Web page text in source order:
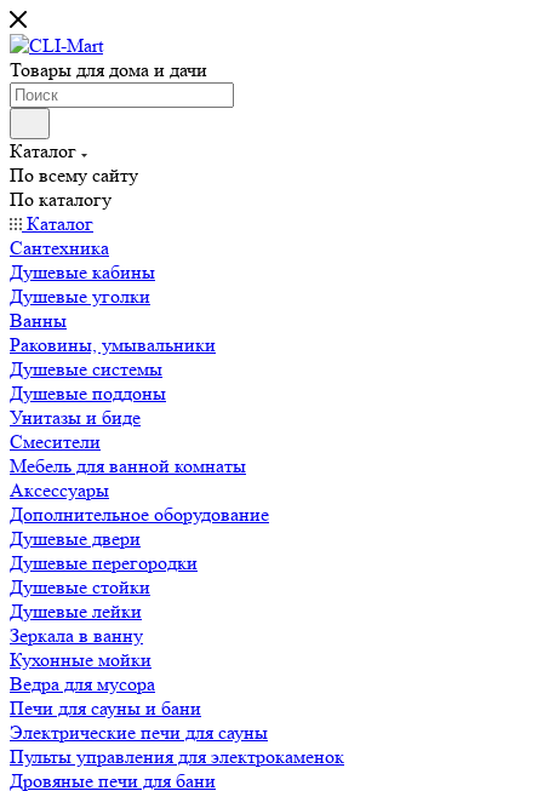
Товары для дома и дачи
Каталог
По всему сайту
По каталогу
Каталог
Сантехника
Душевые кабины
Душевые уголки
Ванны
Раковины, умывальники
Душевые системы
Душевые поддоны
Унитазы и биде
Смесители
Мебель для ванной комнаты
Аксессуары
Дополнительное оборудование
Душевые двери
Душевые перегородки
Душевые стойки
Душевые лейки
Зеркала в ванну
Кухонные мойки
Ведра для мусора
Печи для сауны и бани
Электрические печи для сауны
Пульты управления для электрокаменок
Дровяные печи для бани